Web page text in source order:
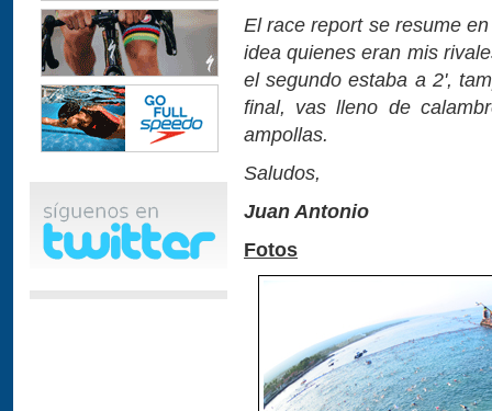
El race report se resume
idea quienes eran mis
el segundo estaba a 2',
final, vas lleno de
ampollas.
Saludos,
Juan Antonio
Fotos